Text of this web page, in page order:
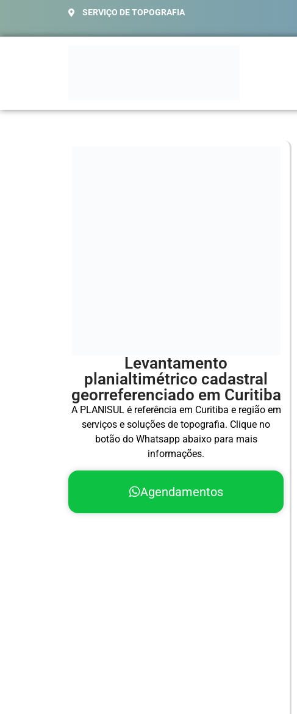
SERVIÇO DE TOPOGRAFIA
Levantamento
planialtimétrico cadastral
georreferenciado em Curitiba
A PLANISUL é referência em Curitiba e região em
serviços e soluções de topografia. Clique no
botão do Whatsapp abaixo para mais
informações.
Agendamentos